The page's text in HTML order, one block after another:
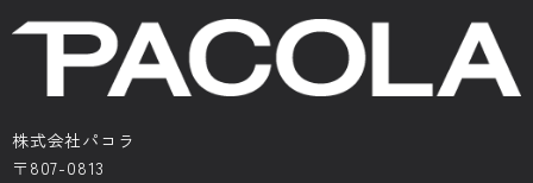
株式会社パコラ
〒807-0813